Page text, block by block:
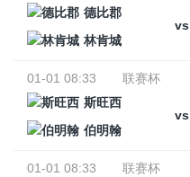
德比郡
vs
林肯城
01-01 08:33
联赛杯
斯旺西
vs
伯明翰
01-01 08:33
联赛杯